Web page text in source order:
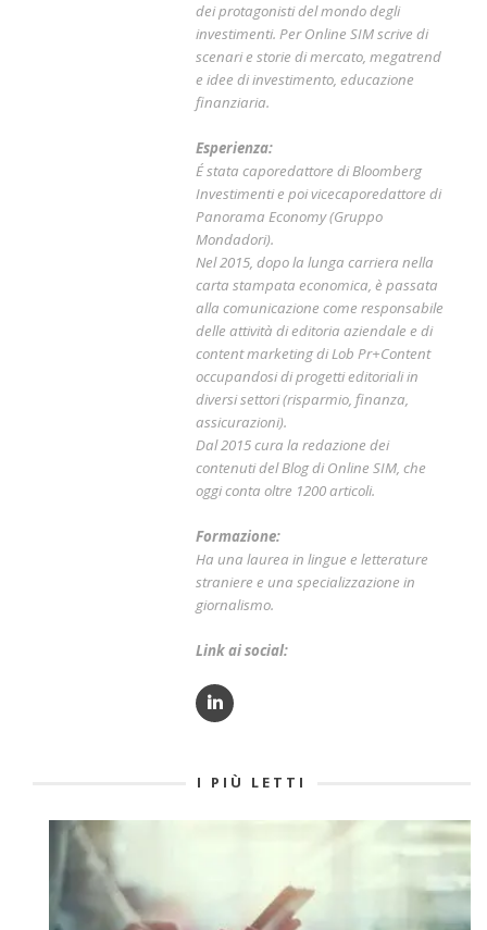
dei protagonisti del mondo degli
investimenti. Per Online SIM scrive di
scenari e storie di mercato, megatrend
e idee di investimento, educazione
finanziaria.
Esperienza:
É stata caporedattore di Bloomberg
Investimenti e poi vicecaporedattore di
Panorama Economy (Gruppo
Mondadori).
Nel 2015, dopo la lunga carriera nella
carta stampata economica, è passata
alla comunicazione come responsabile
delle attività di editoria aziendale e di
content marketing di Lob Pr+Content
occupandosi di progetti editoriali in
diversi settori (risparmio, finanza,
assicurazioni).
Dal 2015 cura la redazione dei
contenuti del Blog di Online SIM, che
oggi conta oltre 1200 articoli.
Formazione:
Ha una laurea in lingue e letterature
straniere e una specializzazione in
giornalismo.
Link ai social:
I PIÙ LETTI